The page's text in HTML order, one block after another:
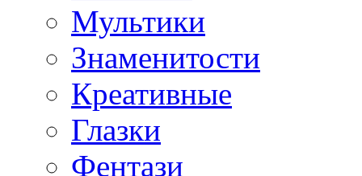
Мультики
Знаменитости
Креативные
Глазки
Фентази